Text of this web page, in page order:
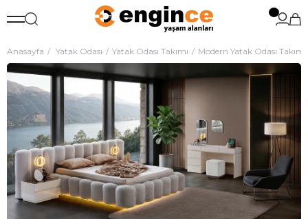
Anasayfa Yatak Odası Yatak Odası Takımı Modern Yatak Odası Takımı